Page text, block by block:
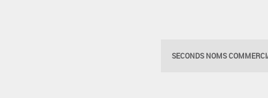
SECONDS NOMS